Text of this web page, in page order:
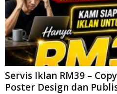
Servis Iklan RM39 –
Poster Design dan